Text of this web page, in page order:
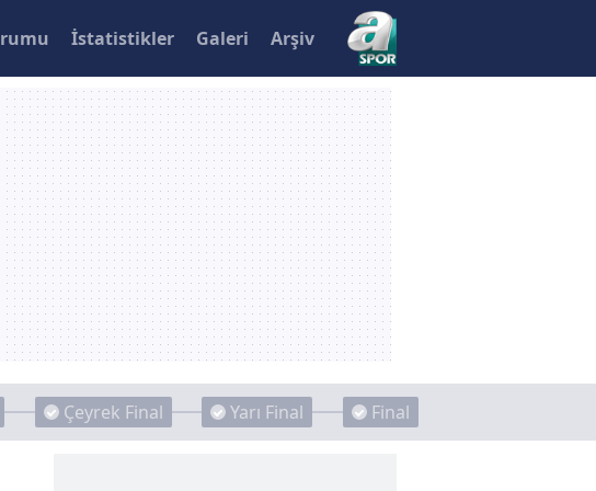
İstatistikler Galeri Arşiv
Çeyrek Final Yarı Final Final